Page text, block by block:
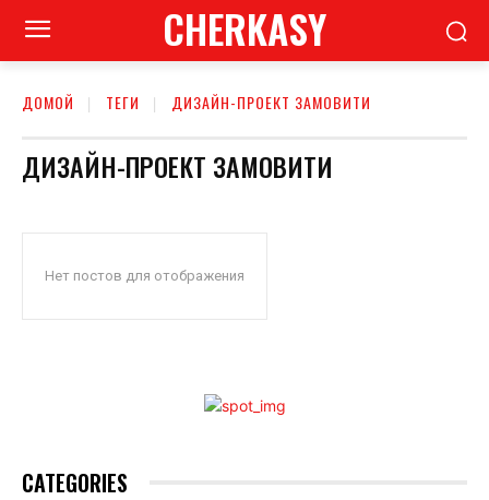
CHERKASY
ДОМОЙ ТЕГИ ДИЗАЙН-ПРОЕКТ ЗАМОВИТИ
ДИЗАЙН-ПРОЕКТ ЗАМОВИТИ
Нет постов для отображения
CATEGORIES